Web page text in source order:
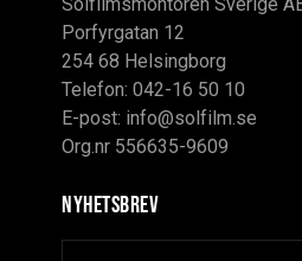
Porfyrgatan 12
254 68 Helsingborg
Telefon: 042-16 50 10
E-post: info@solfilm.se
Org.nr 556635-9609
Nyhetsbrev